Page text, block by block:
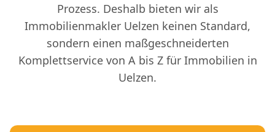
Prozess. Deshalb bieten wir als
Immobilienmakler Uelzen keinen Standard,
sondern einen maßgeschneiderten
Komplettservice von A bis Z für Immobilien in
Uelzen.